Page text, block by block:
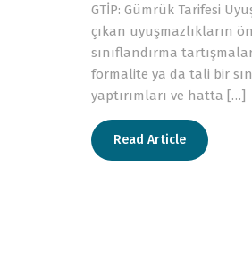
GTİP: Gümrük Tarifesi
çıkan uyuşmazlıkların
sınıflandırma
formalite ya da tali bir
yaptırımları ve hatta […]
Read Article